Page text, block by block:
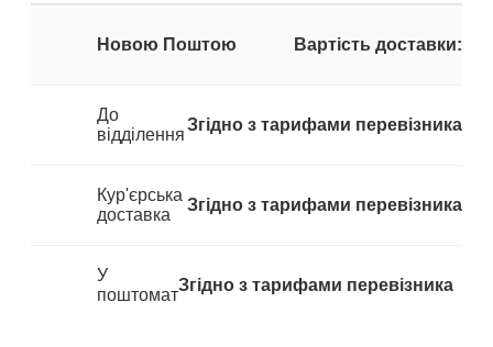
Новою Поштою Вартість доставки:
До
відділення
Згідно з тарифами перевізника
Кур'єрська
доставка
Згідно з тарифами перевізника
У
поштомат
Згідно з тарифами перевізника